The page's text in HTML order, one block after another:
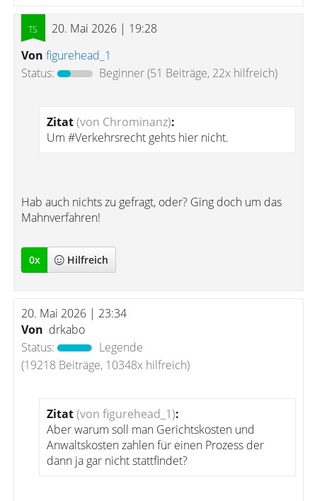
20. Mai 2026 | 19:28
Von figurehead_1
Status:
Beginner(51 Beiträge, 22x hilfreich)
Zitat(von Chrominanz):
Um #Verkehrsrecht gehts hier nicht.
Hab auch nichts zu gefragt, oder? Ging doch um das
Mahnverfahren!
0x Hilfreich
20. Mai 2026 | 23:34
Von drkabo
Status:
Legende
(19218 Beiträge, 10348x hilfreich)
Zitat(von figurehead_1):
Aber warum soll man Gerichtskosten und
Anwaltskosten zahlen für einen Prozess der
dann ja gar nicht stattfindet?